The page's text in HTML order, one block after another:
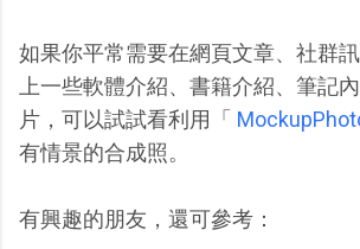
如果你平常需要在網頁文章、社群
上一些軟體介紹、書籍介紹、筆記
片，可以試試看利用「
有情景的合成照。
有興趣的朋友，還可參考：